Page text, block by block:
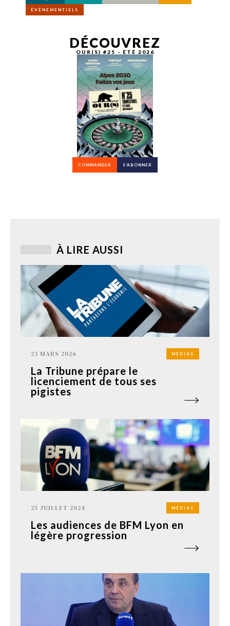
ÉVÉNEMENTIELS
DÉCOUVREZ
OUR(S) #25 - ÉTÉ 2026
COMMANDER S’ABONNER
À LIRE AUSSI
23 MARS 2026 MÉDIAS
La Tribune prépare le
licenciement de tous ses
pigistes
25 JUILLET 2024 MÉDIAS
Les audiences de BFM Lyon en
légère progression